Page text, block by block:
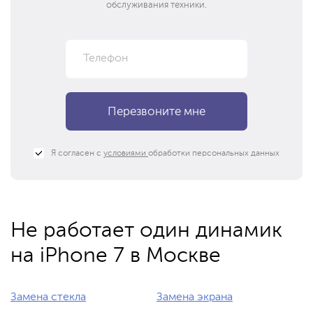
обслуживания техники.
Я согласен с условиями обработки персональных данных
Не работает один динамик
на iPhone 7 в Москве
Замена стекла Замена экрана